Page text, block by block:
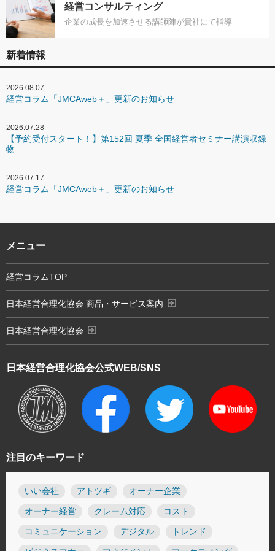
経営コンサルティング
企業の成長を加速させる講師陣が貴社にて指導
新着情報
2026.08.07
経営コラム「JMCAweb＋」更新のお知らせ
2026.07.28
【予約受付スタート！】第152回 夏季 全国経営者セミナー講演収録
物
2026.07.17
経営コラム「JMCAweb＋」更新のお知らせ
注目のキーワード
いい会社 アトツギ オーナー企業
オーナー経営 クレーム対応 コスト
コミュニケーション デジタル トレンド
日本経営合理化協会公式WEB/SNS
メニュー
経営コラムTOP
日本経営合理化協会 商品・サービス案内 exit_to_app
日本経営合理化協会 exit_to_app